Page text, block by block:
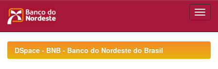
navigationDSpace - BNB - Banco do Nordeste do Brasil